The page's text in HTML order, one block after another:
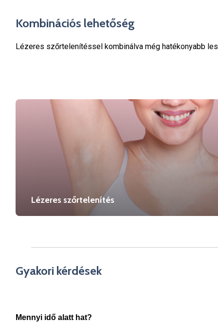
Kombinációs lehetőség
Lézeres szőrtelenítéssel kombinálva még hatékonyabb
Lézeres szőrtelenítés
Gyakori kérdések
Mennyi idő alatt hat?